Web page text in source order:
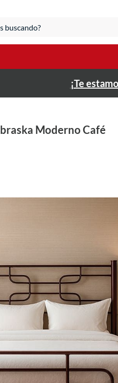
¡Te
Moderno Café